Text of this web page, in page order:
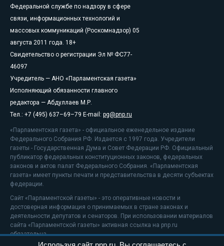
Федеральной службе по надзору в сфере
связи, информационных технологий и
массовых коммуникаций (Роскомнадзор) 05
августа 2011 года. 18+
Свидетельство о регистрации Эл № ФС77-
46097
Учредитель — АНО «Парламентская газета»
Исполняющий обязанности главного
редактора — Абдуллаев М.Р.
Тел.: +7 (495) 637–69–79 E-mail: pg@pnp.ru
«Парламентская газета» - официальное еженедельное издание
Федерального Собрания РФ. Издается с 1997 года. Учредители
газеты - Государственная Дума и Совет Федерации РФ. Официальный
публикатор федеральных конституционных законов, федеральных
законов и актов палат Федерального Собрания. «Парламентская
газета» имеет пункты печати и представительства в десяти субъектах
федерации.
Сайт «Парламентской газеты» - это оперативные новости и
достоверная информация о принимаемых в стране законах и
деятельности депутатов и сенаторов. При использовании материалов
сайта «Парламентской газеты» активная ссылка на pnp.ru
обязательна.